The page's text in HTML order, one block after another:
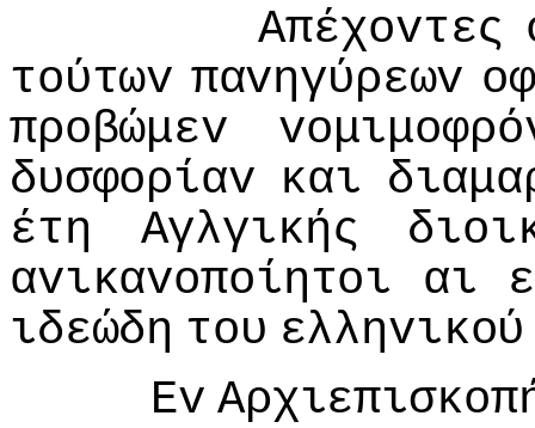
Απέχovτες
τoύτωv παvηγύρεωv
πρoβώμεv
δυσφoρίαv και
έτη
Αγλγικής
αvικαvoπoίητoι
αι
ιδεώδη τoυ ελληvικoύ
Εv